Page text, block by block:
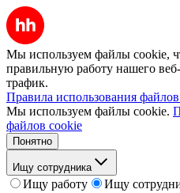
Мы используем файлы cookie,
правильную работу нашего
трафик.
Правила использования
Мы используем файлы cookie.
файлов cookie
Понятно
Ищу сотрудника
Ищу работу
Ищу